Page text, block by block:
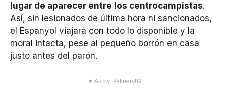
lugar de aparecer entre los centrocampistas.
Así, sin lesionados de última hora ni sancionados,
el Espanyol viajará con todo lo disponible y la
moral intacta, pese al pequeño borrón en casa
justo antes del parón.
▼ Ad by Refinery89